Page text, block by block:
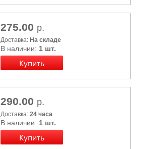
275.00 р.
Доставка: На складе
В наличии: 1 шт.
290.00 р.
Доставка: 24 часа
В наличии: 1 шт.